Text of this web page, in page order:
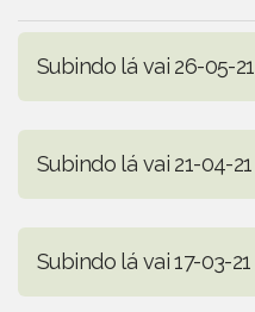
Subindo lá vai 26-05-21
Subindo lá vai 21-04-21
Subindo lá vai 17-03-21